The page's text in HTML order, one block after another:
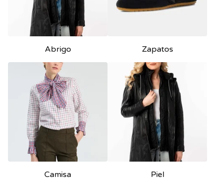
Abrigo Zapatos
Camisa Piel